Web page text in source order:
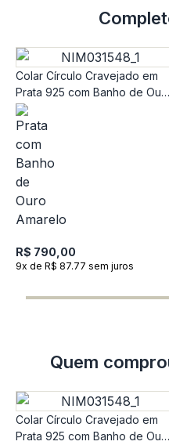
Colar Círculo Cravejado em
Prata 925 com Banho de Ouro
Amarelo 18k
R$ 790,00
9x de R$ 87.77 sem juros
Quem
Colar Círculo Cravejado em
Prata 925 com Banho de Ouro